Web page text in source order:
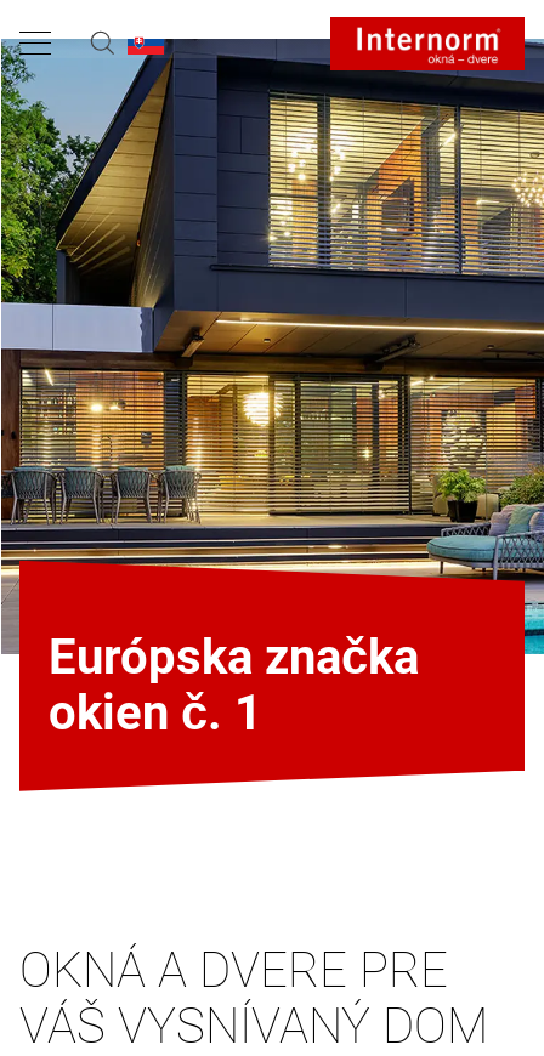
Európska značka
okien č. 1
OKNÁ A DVERE PRE
VÁŠ VYSNÍVANÝ DOM